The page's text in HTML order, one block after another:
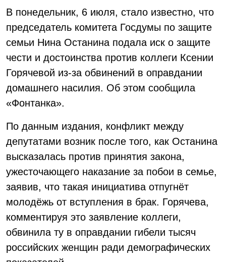
В понедельник, 6 июля, стало известно, что
председатель комитета Госдумы по защите
семьи Нина Останина подала иск о защите
чести и достоинства против коллеги Ксении
Горячевой из-за обвинений в оправдании
домашнего насилия. Об этом сообщила
«Фонтанка».
По данным издания, конфликт между
депутатами возник после того, как Останина
высказалась против принятия закона,
ужесточающего наказание за побои в семье,
заявив, что такая инициатива отпугнёт
молодёжь от вступления в брак. Горячева,
комментируя это заявление коллеги,
обвинила ту в оправдании гибели тысяч
российских женщин ради демографических